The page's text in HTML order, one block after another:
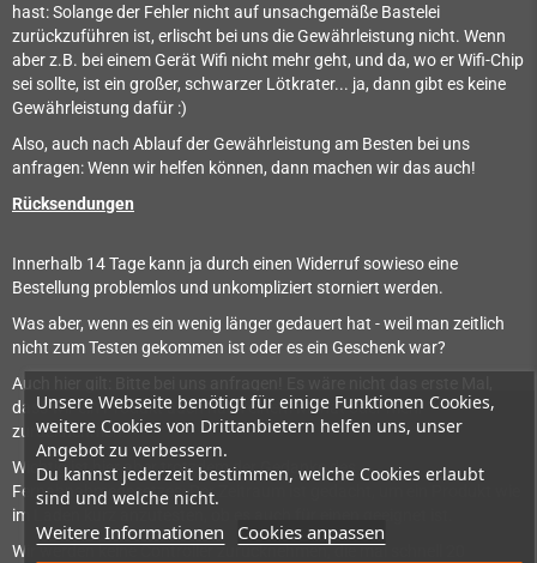
Unsere Webseite benötigt für einige Funktionen Cookies,
weitere Cookies von Drittanbietern helfen uns, unser
Angebot zu verbessern.
Du kannst jederzeit bestimmen, welche Cookies erlaubt
sind und welche nicht.
Weitere Informationen Cookies anpassen
hast: Solange der Fehler nicht auf unsachgemäße Bastelei
zurückzuführen ist, erlischt bei uns die Gewährleistung nicht. Wenn
aber z.B. bei einem Gerät Wifi nicht mehr geht, und da, wo er Wifi-Chip
sei sollte, ist ein großer, schwarzer Lötkrater... ja, dann gibt es keine
Gewährleistung dafür :)
Also, auch nach Ablauf der Gewährleistung am Besten bei uns
anfragen: Wenn wir helfen können, dann machen wir das auch!
Rücksendungen
Innerhalb 14 Tage kann ja durch einen Widerruf sowieso eine
Bestellung problemlos und unkompliziert storniert werden.
Was aber, wenn es ein wenig länger gedauert hat - weil man zeitlich
nicht zum Testen gekommen ist oder es ein Geschenk war?
Auch hier gilt: Bitte bei uns anfragen! Es wäre nicht das erste Mal,
dass wir ein Produkt auch nach einem Monat oder mehr
zurücknehmen.
Wichtig ist hier aber trotzdem der Gedanke des
Fernabnahmegesetzes: Der Zeitraum ist gedacht, um ein Produkt wie
im Laden kurz anzutesten, ob es auch für einen geeignet ist.
Wir werden keine Controller zurücknehmen, die mal schnell 20